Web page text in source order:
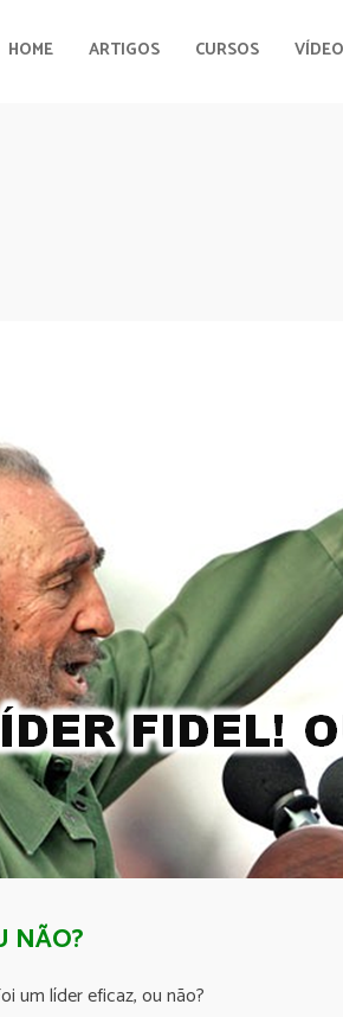
HOME ARTIGOS CURSOS
NÃO?
um líder eficaz, ou não?